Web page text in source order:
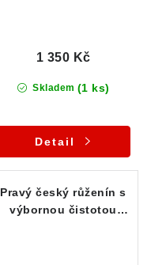
Skladem (1 ks)
1 350 Kč
Detail
Pravý český růženín s
výbornou čistotou